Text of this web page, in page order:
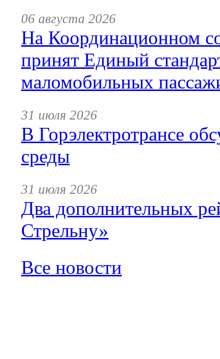
06 августа 2026
На Координационном
принят Единый
маломобильных
31 июля 2026
В Горэлектротрансе
среды
31 июля 2026
Два дополнительных
Стрельну»
Все новости